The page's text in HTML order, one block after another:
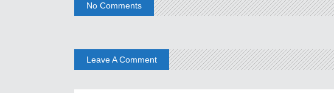
No Comments
Leave A Comment